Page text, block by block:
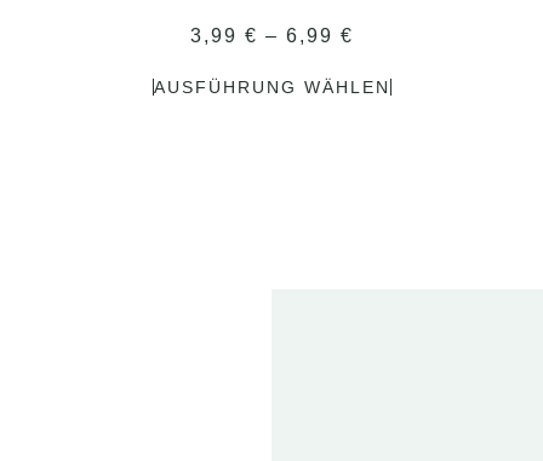
3,99 € – 6,99 €
AUSFÜHRUNG WÄHLEN